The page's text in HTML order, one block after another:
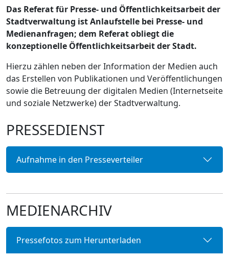
Das Referat für Presse- und Öffentlichkeitsarbeit der
Stadtverwaltung ist Anlaufstelle bei Presse- und
Medienanfragen; dem Referat obliegt die
konzeptionelle Öffentlichkeitsarbeit der Stadt.
Hierzu zählen neben der Information der Medien auch
das Erstellen von Publikationen und Veröffentlichungen
sowie die Betreuung der digitalen Medien (Internetseite
und soziale Netzwerke) der Stadtverwaltung.
PRESSEDIENST
Aufnahme in den Presseverteiler
MEDIENARCHIV
Pressefotos zum Herunterladen